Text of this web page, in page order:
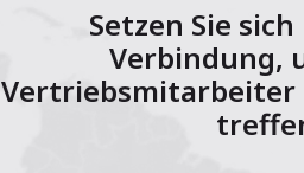
Setzen Sie
Verbindung,
Vertriebsmitarbeiter